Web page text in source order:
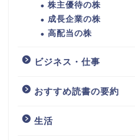
株主優待の株
成長企業の株
高配当の株
ビジネス・仕事
おすすめ読書の要約
生活